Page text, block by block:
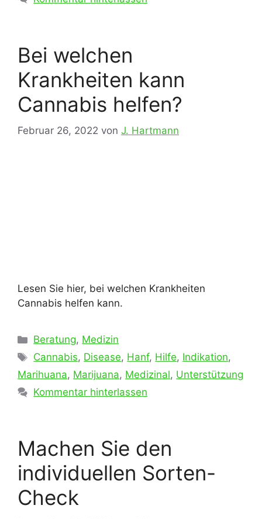
Bei welchen
Krankheiten kann
Cannabis helfen?
Februar 26, 2022 von J. Hartmann
Lesen Sie hier, bei welchen Krankheiten
Cannabis helfen kann.
Kategorien
Beratung, Medizin
Schlagwörter
Cannabis, Disease, Hanf, Hilfe, Indikation,
Marihuana, Marijuana, Medizinal, Unterstützung
Kommentar hinterlassen
Machen Sie den
individuellen Sorten-
Check